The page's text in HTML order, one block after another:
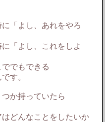
「よし、あれをやろ
「よし、これをしよ
でもできる
す。
か持っていたら
どんなことをしたいか